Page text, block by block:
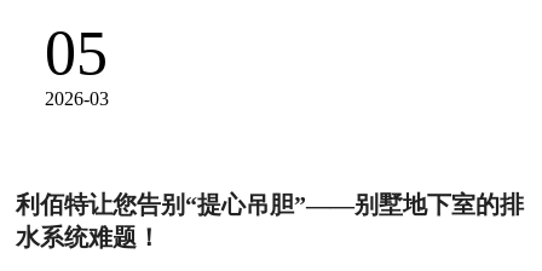
05
2026-03
利佰特让您告别“提心吊胆”——别墅地下室的排
水系统难题！